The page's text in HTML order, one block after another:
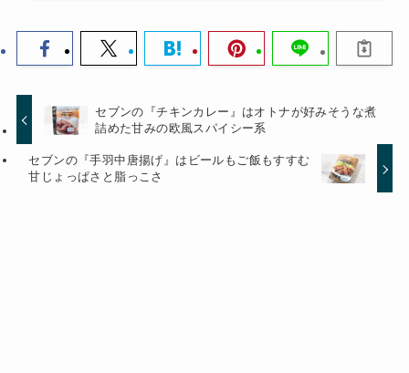
セブンの『チキンカレー』はオトナが好みそうな煮
詰めた甘みの欧風スパイシー系
セブンの『手羽中唐揚げ』はビールもご飯もすすむ
甘じょっぱさと脂っこさ